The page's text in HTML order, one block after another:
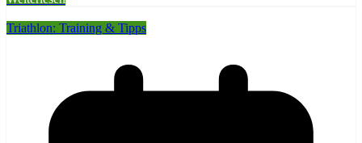
Triathlon: Training & Tipps